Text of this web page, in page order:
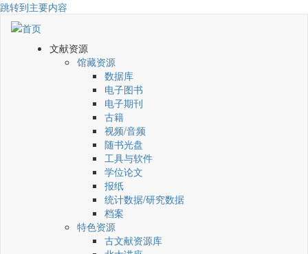
跳转到主要内容
文献资源
馆藏资源
数据库
电子图书
电子期刊
古籍
视频/音频
随书光盘
工具与软件
学位论文
报纸
统计数据/研究数据
档案
特色资源
古文献资源库